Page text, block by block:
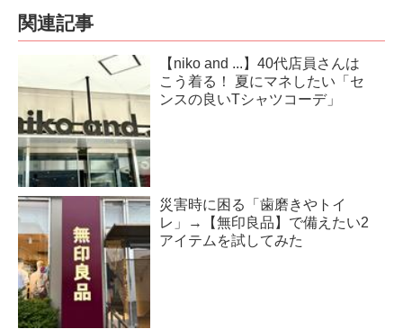
関連記事
【niko and ...】40代店員さんは
こう着る！ 夏にマネしたい「セ
ンスの良いTシャツコーデ」
災害時に困る「歯磨きやトイ
レ」→【無印良品】で備えたい2
アイテムを試してみた